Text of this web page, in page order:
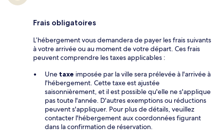
Frais obligatoires
L’hébergement vous demandera de payer les frais suivants
à votre arrivée ou au moment de votre départ. Ces frais
peuvent comprendre les taxes applicables :
Une taxe imposée par la ville sera prélevée à l'arrivée à
l'hébergement. Cette taxe est ajustée
saisonnièrement, et il est possible qu'elle ne s'applique
pas toute l'année. D'autres exemptions ou réductions
peuvent s'appliquer. Pour plus de détails, veuillez
contacter l'hébergement aux coordonnées figurant
dans la confirmation de réservation.